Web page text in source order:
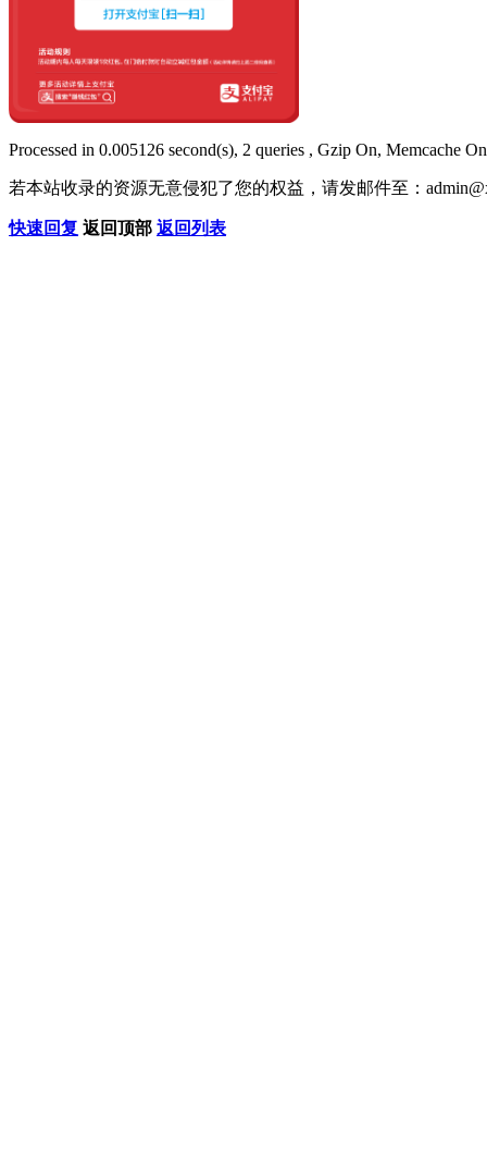
Processed in 0.005126 second(s), 2 queries , Gzip On, Memcache
若本站收录的资源无意侵犯了您的权益，请发邮件至：
快速回复 返回顶部 返回列表